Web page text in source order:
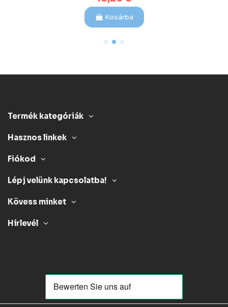
Kosárba
Termék kategóriák
Hasznos linkek
Fiókod
Lépj velünk kapcsolatba!
Kövess minket
Hírlevél